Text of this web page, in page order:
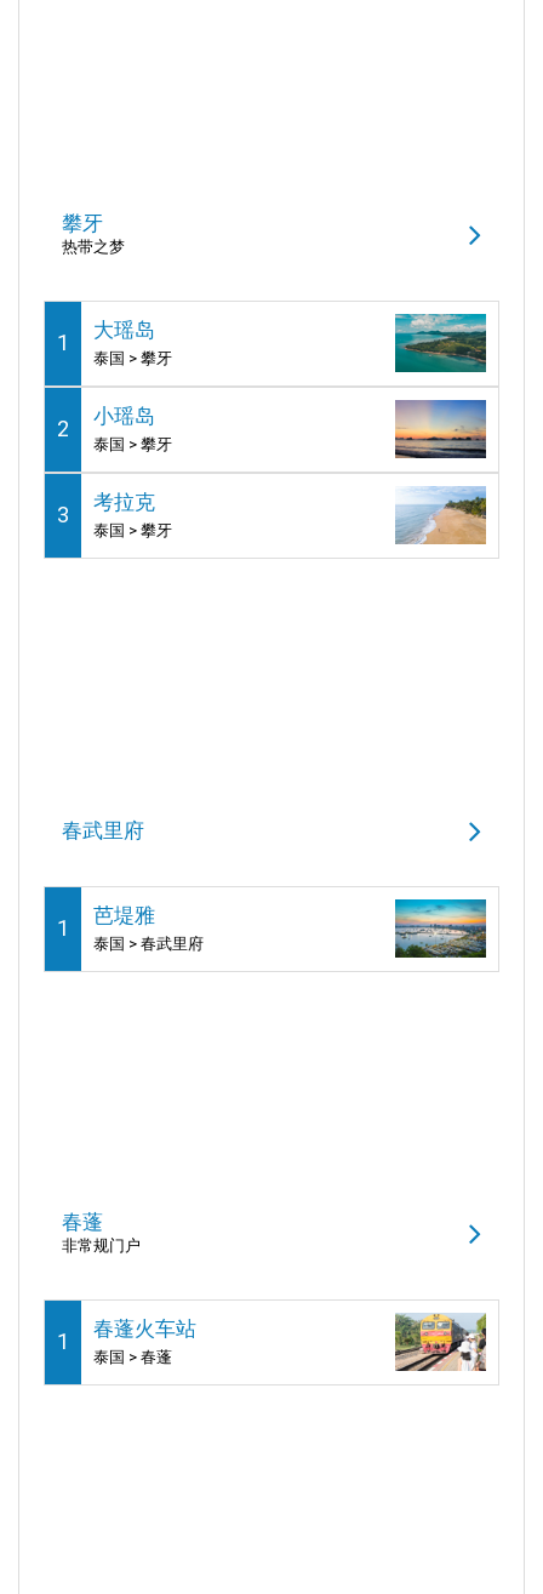
攀牙
热带之梦
1
大瑶岛
泰国 > 攀牙
2
小瑶岛
泰国 > 攀牙
3
考拉克
泰国 > 攀牙
春武里府
1
芭堤雅
泰国 > 春武里府
春蓬
非常规门户
1
春蓬火车站
泰国 > 春蓬